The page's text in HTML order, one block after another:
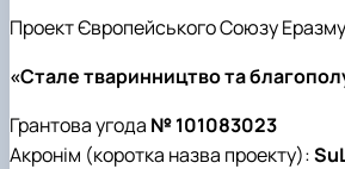
Стратегія розвитку факультету
Пам'яті студентів та
Працевлаштування студентів
Інформація для студентів
Відкриті лекції
Проект Європейського Союзу
«Стале тваринництво та
Грантова угода № 101083023
Акронім (коротка назва проекту):